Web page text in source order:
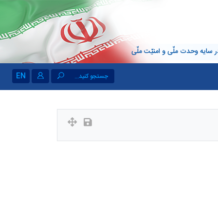
سایه وحدت ملّی و امنیّت ملّی
EN جستجو کنید...